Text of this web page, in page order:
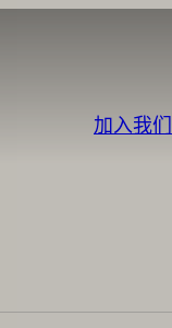
加入我们